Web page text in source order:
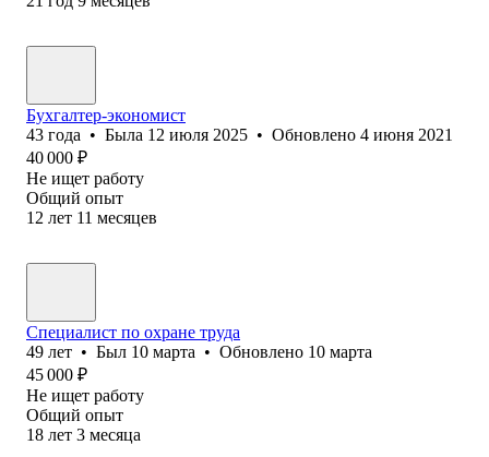
Бухгалтер-экономист
43 года • Была 12 июля 2025 • Обновлено 4 июня 2021
40 000 ₽
Не ищет работу
Общий опыт
12 лет 11 месяцев
Специалист по охране труда
49 лет • Был 10 марта • Обновлено 10 марта
45 000 ₽
Не ищет работу
Общий опыт
18 лет 3 месяца